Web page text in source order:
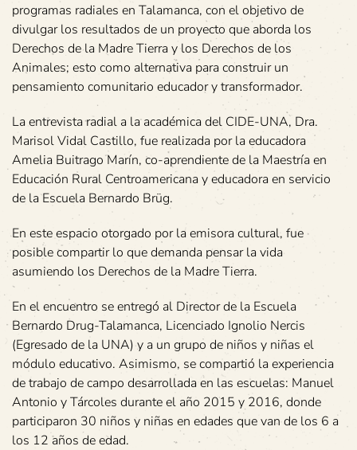
programas radiales en Talamanca, con el objetivo de
divulgar los resultados de un proyecto que aborda los
Derechos de la Madre Tierra y los Derechos de los
Animales; esto como alternativa para construir un
pensamiento comunitario educador y transformador.
La entrevista radial a la académica del CIDE-UNA, Dra.
Marisol Vidal Castillo, fue realizada por la educadora
Amelia Buitrago Marín, co-aprendiente de la Maestría en
Educación Rural Centroamericana y educadora en servicio
de la Escuela Bernardo Brüg.
En este espacio otorgado por la emisora cultural, fue
posible compartir lo que demanda pensar la vida
asumiendo los Derechos de la Madre Tierra.
En el encuentro se entregó al Director de la Escuela
Bernardo Drug-Talamanca, Licenciado Ignolio Nercis
(Egresado de la UNA) y a un grupo de niños y niñas el
módulo educativo. Asimismo, se compartió la experiencia
de trabajo de campo desarrollada en las escuelas: Manuel
Antonio y Tárcoles durante el año 2015 y 2016, donde
participaron 30 niños y niñas en edades que van de los 6 a
los 12 años de edad.